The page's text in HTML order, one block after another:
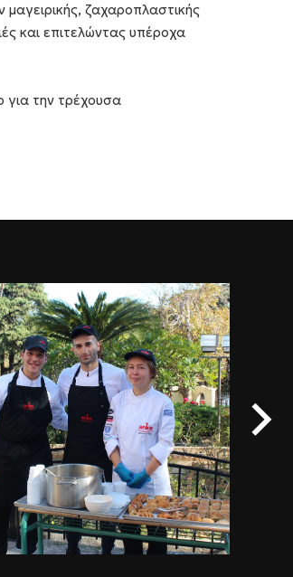
ζαχαροπλαστικής
και επιτελώντας υπέροχα
για την τρέχουσα